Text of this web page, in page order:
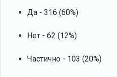
Да - 316 (60%)
Нет - 62 (12%)
Частично - 103 (20%)